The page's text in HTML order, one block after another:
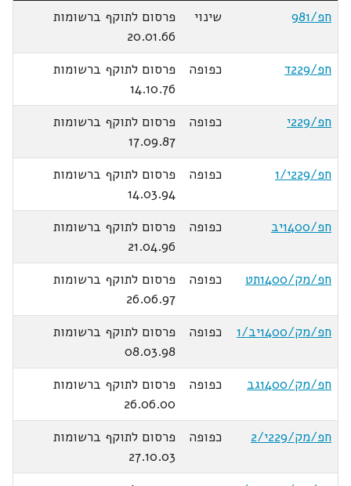
חפ/981
שינוי
פרסום לתוקף ברשומות
20.01.66
חפ/229ד
כפופה
פרסום לתוקף ברשומות
14.10.76
חפ/229י
כפופה
פרסום לתוקף ברשומות
17.09.87
חפ/229י/1
כפופה
פרסום לתוקף ברשומות
14.03.94
חפ/1400יב
כפופה
פרסום לתוקף ברשומות
21.04.96
חפ/מק/1400תט
כפופה
פרסום לתוקף ברשומות
26.06.97
חפ/מק/1400יב/1
כפופה
פרסום לתוקף ברשומות
08.03.98
חפ/מק/1400גב
כפופה
פרסום לתוקף ברשומות
26.06.00
חפ/מק/229י/2
כפופה
פרסום לתוקף ברשומות
27.10.03